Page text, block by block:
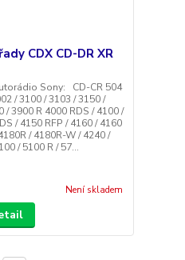
CDX CD-DR XR
Sony: CD-CR 504
/ 3100 / 3103 / 3150 /
/ 3900 R 4000 RDS / 4100 /
/ 4150 RFP / 4160 / 4160
/ 4180R-W / 4240 /
/ 5100 R / 57...
Není skladem